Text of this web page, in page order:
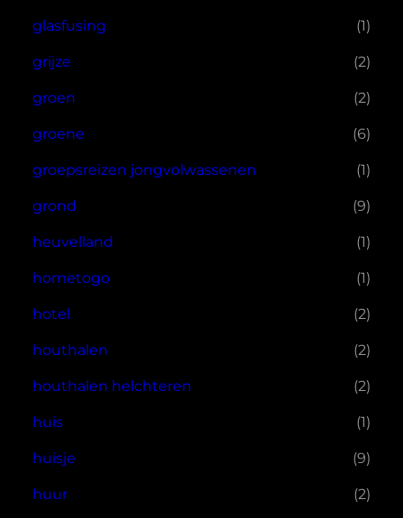
glasfusing (1)
grijze (2)
groen (2)
groene (6)
groepsreizen jongvolwassenen (1)
grond (9)
heuvelland (1)
hometogo (1)
hotel (2)
houthalen (2)
houthalen helchteren (2)
huis (1)
huisje (9)
huur (2)